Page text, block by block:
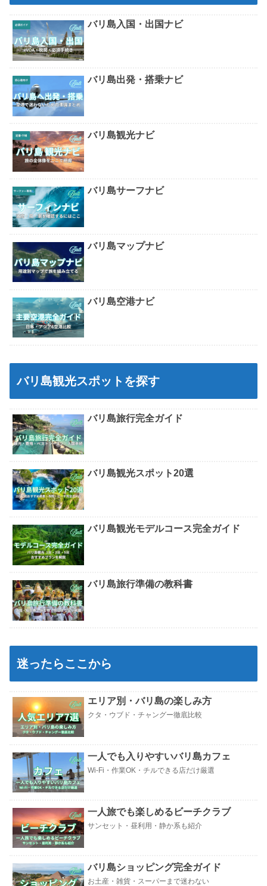
バリ島入国・出国ナビ
バリ島出発・搭乗ナビ
バリ島観光ナビ
バリ島サーフナビ
バリ島マップナビ
バリ島空港ナビ
バリ島観光スポットを探す
バリ島旅行完全ガイド
バリ島観光スポット20選
バリ島観光モデルコース完全ガイド
バリ島旅行準備の教科書
迷ったらここから
エリア別・バリ島の楽しみ方
クタ・ウブド・チャングー徹底比較
一人でも入りやすいバリ島カフェ
Wi-Fi・作業OK・チルできる店だけ厳選
一人旅でも楽しめるビーチクラブ
サンセット・昼利用・静か系も紹介
バリ島ショッピング完全ガイド
お土産・雑貨・スーパーまで迷わない